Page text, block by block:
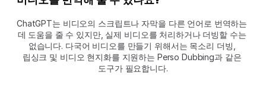
ChatGPT는 비디오의 스크립트나 자막을 다른 언어로 번역하는
데 도움을 줄 수 있지만, 실제 비디오를 처리하거나 더빙할 수는
없습니다. 다국어 비디오를 만들기 위해서는 목소리 더빙,
립싱크 및 비디오 현지화를 지원하는 Perso Dubbing과 같은
도구가 필요합니다.